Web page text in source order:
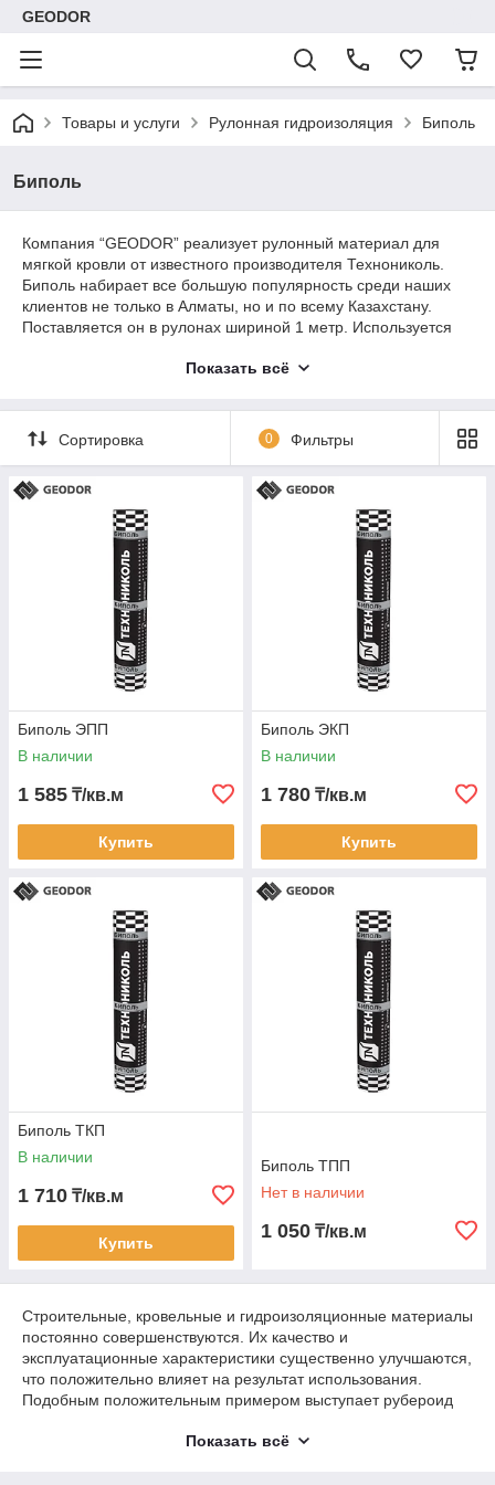
GEODOR
Товары и услуги Рулонная гидроизоляция Биполь
Биполь
Компания “GEODOR” реализует рулонный материал для
мягкой кровли от известного производителя Технониколь.
Биполь набирает все большую популярность среди наших
клиентов не только в Алматы, но и по всему Казахстану.
Поставляется он в рулонах шириной 1 метр. Используется
для фундаментов различной категории.
Показать всё
Сортировка 0 Фильтры
Биполь ЭПП
В наличии
1 585 ₸/кв.м
Купить
Биполь ЭКП
В наличии
1 780 ₸/кв.м
Купить
Биполь ТКП
В наличии
1 710 ₸/кв.м
Купить
Биполь ТПП
Нет в наличии
1 050 ₸/кв.м
Строительные, кровельные и гидроизоляционные материалы
постоянно совершенствуются. Их качество и
эксплуатационные характеристики существенно улучшаются,
что положительно влияет на результат использования.
Подобным положительным примером выступает рубероид
техническим свойствам.Показать всё